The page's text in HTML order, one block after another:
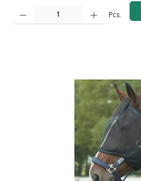
Quantité de produit : Entrez la quantité
Pcs.